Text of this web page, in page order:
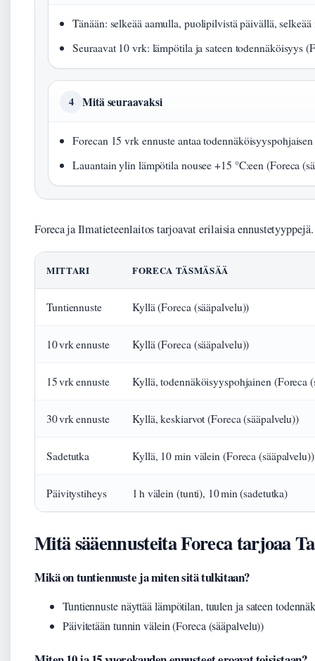
Tänään: selkeää aamulla, puolipilvistä päivällä,
Seuraavat 10 vrk: lämpötila ja sateen todennäköisyys
4 Mitä seuraavaksi
Forecan 15 vrk ennuste antaa
Lauantain ylin lämpötila nousee +15 °C:een (Foreca
Foreca ja Ilmatieteenlaitos tarjoavat erilaisia
MITTARI FORECA TÄSMÄSÄÄ
Tuntiennuste Kyllä (Foreca (sääpalvelu))
10 vrk ennuste Kyllä (Foreca (sääpalvelu))
15 vrk ennuste Kyllä, todennäköisyyspohjainen (Foreca
30 vrk ennuste Kyllä, keskiarvot (Foreca (sääpalvelu))
Sadetutka Kyllä, 10 min välein (Foreca (sääpalvelu))
Päivitystiheys 1 h välein (tunti), 10 min (sadetutka)
Mitä sääennusteita Foreca tarjoaa
Mikä on tuntiennuste ja miten sitä tulkitaan?
Tuntiennuste näyttää lämpötilan, tuulen ja sateen
Päivitetään tunnin välein (Foreca (sääpalvelu))